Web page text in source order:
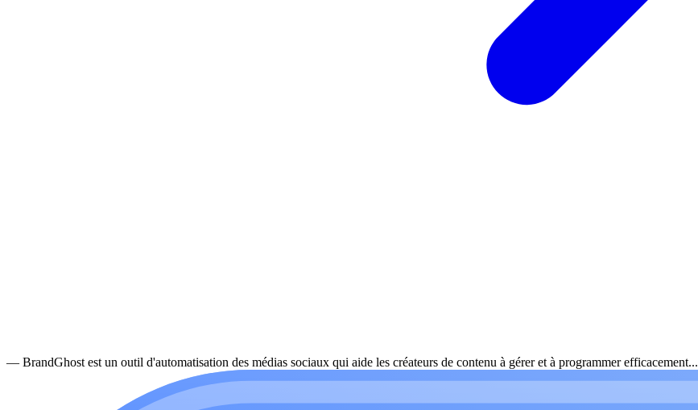
— BrandGhost est un outil d'automatisation des médias sociaux qui aide les créateurs de contenu à gérer et à programmer efficacement...